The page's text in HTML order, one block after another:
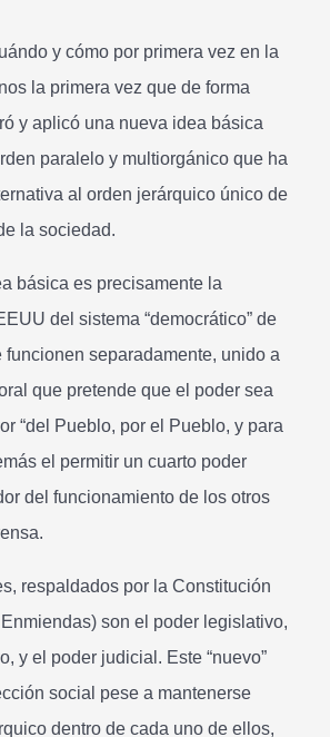
y cómo por primera vez en la
la primera vez que de forma
y aplicó una nueva idea básica
paralelo y multiorgánico que ha
al orden jerárquico único de
la sociedad.
básica es precisamente la
del sistema “democrático” de
funcionen separadamente, unido a
que pretende que el poder sea
“del Pueblo, por el Pueblo, y para
el permitir un cuarto poder
del funcionamiento de los otros
respaldados por la Constitución
son el poder legislativo,
y el poder judicial. Este “nuevo”
social pese a mantenerse
dentro de cada uno de ellos,